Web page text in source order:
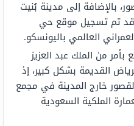
بالإضافة إلى مدينة بُنيت
تم تسجيل موقع حي
العالمي باليونسكو.
بأمر من الملك عبد العزيز
القديمة بشكل كبير، إذ
خارج المدينة في مجمع
الملكية السعودية